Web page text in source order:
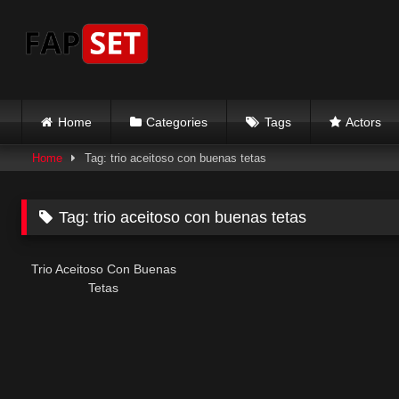
content
Home Categories Tags Actors
Home Tag: trio aceitoso con buenas tetas
Tag:trio aceitoso con buenas tetas
Trio Aceitoso Con Buenas
Tetas